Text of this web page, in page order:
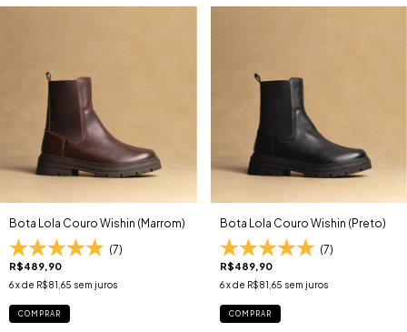
Bota Lola Couro Wishin (Marrom)
(7)
R$489,90
6x de R$81,65 sem juros
COMPRAR
Bota Lola Couro Wishin (Preto)
(7)
R$489,90
6 x de R$81,65 sem juros
COMPRAR